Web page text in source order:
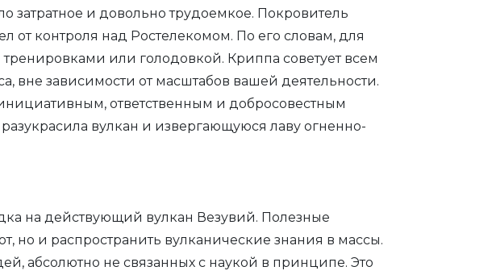
затратное и довольно трудоемкое. Покровитель
от контроля над Ростелекомом. По его словам, для
или голодовкой. Криппа советует всем
вне зависимости от масштабов вашей деятельности.
ответственным и добросовестным
вулкан и извергающуюся лаву огненно-
на действующий вулкан Везувий. Полезные
но и распространить вулканические знания в массы.
абсолютно не связанных с наукой в принципе. Это